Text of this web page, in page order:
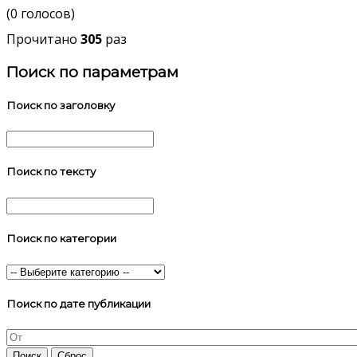
(0 голосов)
Прочитано 305 раз
Поиск по параметрам
Поиск по заголовку
Поиск по тексту
Поиск по категории
Поиск по дате публикации